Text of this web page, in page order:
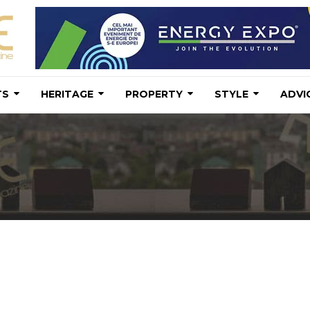
HERITAGE PROPERTY STYLE